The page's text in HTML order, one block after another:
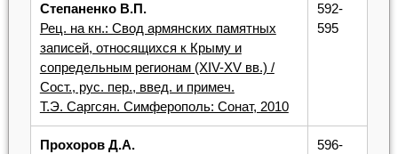
Степаненко В.П.
Рец. на кн.: Свод армянских памятных
записей, относящихся к Крыму и
сопредельным регионам (XIV-XV вв.) /
Сост., рус. пер., введ. и примеч.
Т.Э. Саргсян. Симферополь: Сонат, 2010
592-
595
Прохоров Д.А.
596-